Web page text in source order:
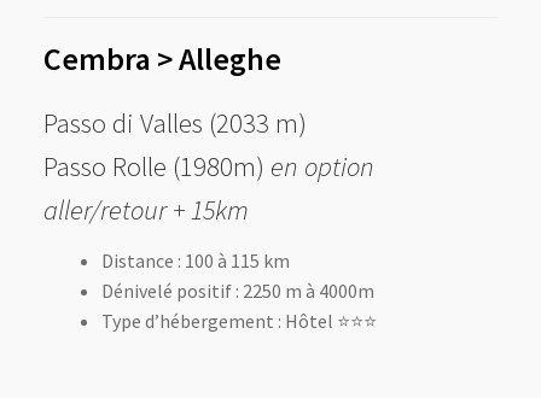
Cembra > Alleghe
Passo di Valles (2033 m)
Passo Rolle (1980m) en option
aller/retour + 15km
Distance : 100 à 115 km
Dénivelé positif : 2250 m à 4000m
Type d’hébergement : Hôtel ⭐️⭐️⭐️